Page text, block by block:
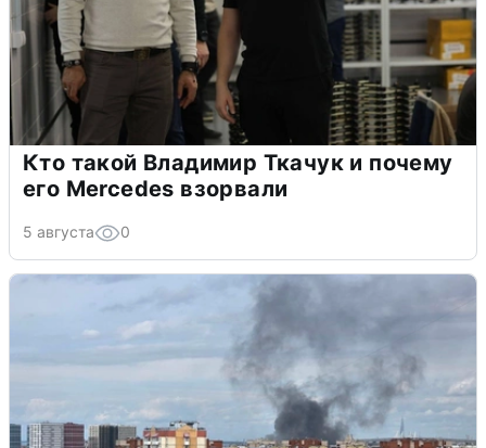
Кто такой Владимир Ткачук и почему
его Mercedes взорвали
5 августа 0